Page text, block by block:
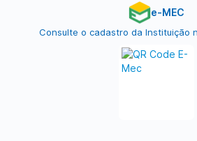
e-MEC
Consulte o cadastro da Instituição